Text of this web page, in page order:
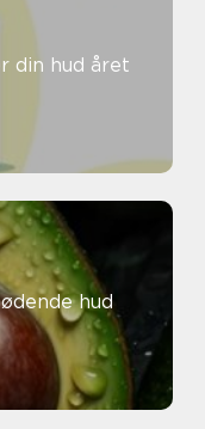
din hud året
hud